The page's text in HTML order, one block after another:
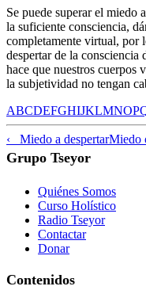
Se puede superar el miedo
la suficiente consciencia,
completamente virtual, por
despertar de la consciencia
hace que nuestros cuerpos
la subjetividad no tengan
ABCDEFGHIJKLMNOP
‹ Miedo a despertarMiedo
Grupo Tseyor
Quiénes Somos
Curso Holístico
Radio Tseyor
Contactar
Donar
Contenidos